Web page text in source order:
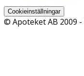
Cookieinställningar
© Apoteket AB 2009 -